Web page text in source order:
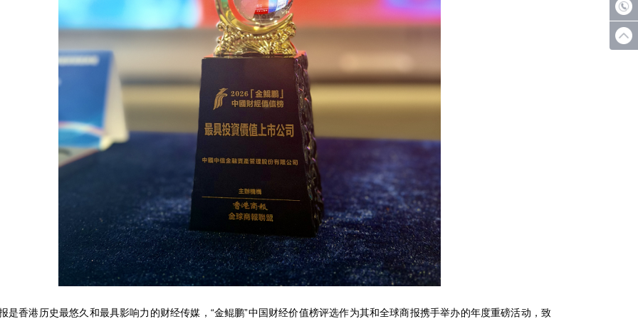
香港历史最悠久和最具影响力的财经传媒，“金鲲鹏”中国财经价值榜评选作为其和全球商报携手举办的年度重磅活动，致